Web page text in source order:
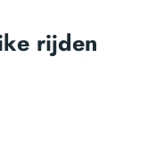
rijden